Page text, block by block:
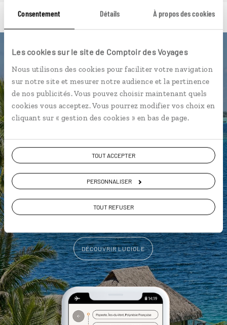
Consentement Détails À propos des cookies
Les cookies sur le site de Comptoir des Voyages
Nous utilisons des cookies pour faciliter votre navigation
sur notre site et mesurer notre audience et la pertinence
de nos publicités. Vous pouvez choisir maintenant quels
cookies vous acceptez. Vous pourrez modifier vos choix en
cliquant sur « gestion des cookies » en bas de page.
TOUT ACCEPTER
PERSONNALISER
TOUT REFUSER
Luciole,
l'appli qui vous guide en
Polynésie
L’itinéraire vers votre bungalow
Notre sélection de roulottes
géolocalisés
L'album souvenirs à composer
DÉCOUVRIR LUCIOLE